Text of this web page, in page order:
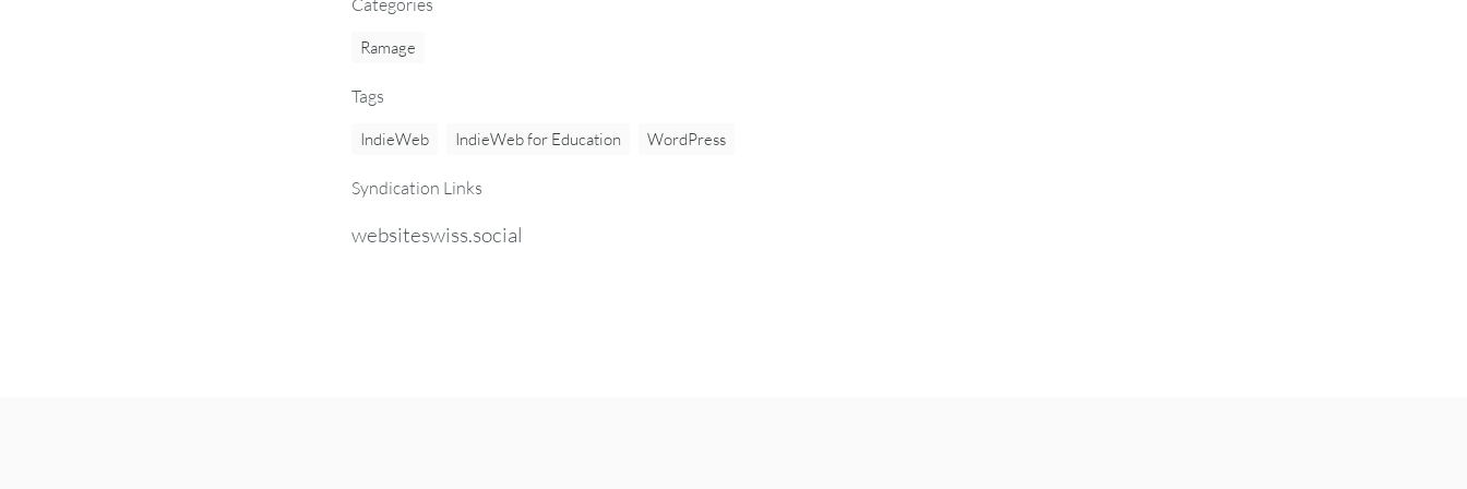
Ramage
Tags
IndieWeb IndieWeb for Education WordPress
Syndication Links
websiteswiss.social